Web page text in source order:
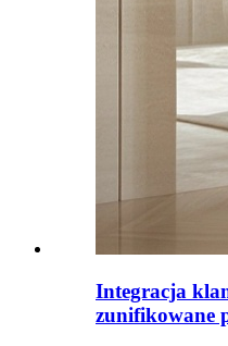
Integracja
zunifikowane